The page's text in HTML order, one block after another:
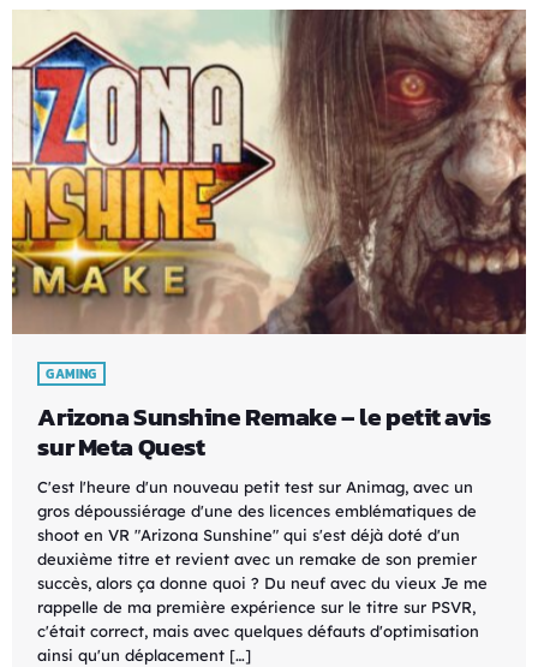
GAMING
Arizona Sunshine Remake – le petit avis
sur Meta Quest
C'est l'heure d'un nouveau petit test sur Animag, avec un
gros dépoussiérage d'une des licences emblématiques de
shoot en VR "Arizona Sunshine" qui s'est déjà doté d'un
deuxième titre et revient avec un remake de son premier
succès, alors ça donne quoi ? Du neuf avec du vieux Je me
rappelle de ma première expérience sur le titre sur PSVR,
c'était correct, mais avec quelques défauts d'optimisation
ainsi qu'un déplacement […]